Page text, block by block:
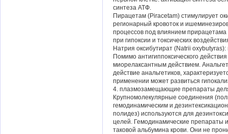
синтеза АТФ.
Пирацетам (Piracetam) стимулирует
регионарный кровоток и
процессов под влиянием
при гипоксии и токсических
Натрия оксибутират (Natrii
Помимо антигиппоксического
миорелаксантным действием.
действие анальгетиков,
применении может развиться
4. плазмозамещающие препараты
Крупномолекулярные соединения
гемодинамическим и
полидез) используются для
целей. Гемодинамические препараты
таковой альбумина крови. Они не